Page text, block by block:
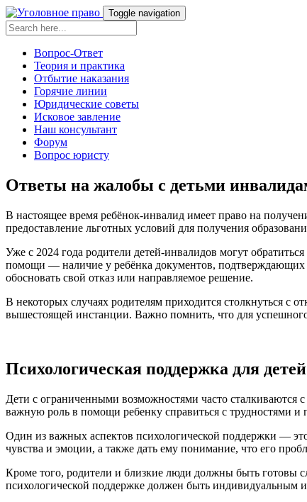
Toggle navigation
Вопрос-Ответ
Теория и практика
Отбытие наказания
Горячие линии
Юридические советы
Исковое завление
Наш консультант
Форум
Вопрос юристу
Ответы на жалобы с детьми
В настоящее время ребёнок-инвалид имеет право на
предоставление льготных условий для получения
Уже с 2024 года родители детей-инвалидов могут
помощи — наличие у ребёнка документов, подтверждающих
обосновать свой отказ или направляемое решение.
В некоторых случаях родителям приходится столкнуться с
вышестоящей инстанции. Важно помнить, что для
Психологическая поддержка для
Дети с ограниченными возможностями часто сталкиваются
важную роль в помощи ребенку справиться с трудностями и
Один из важных аспектов психологической поддержки —
чувства и эмоции, а также дать ему понимание, что его
Кроме того, родители и близкие люди должны быть готовы
психологической поддержке должен быть индивидуальным